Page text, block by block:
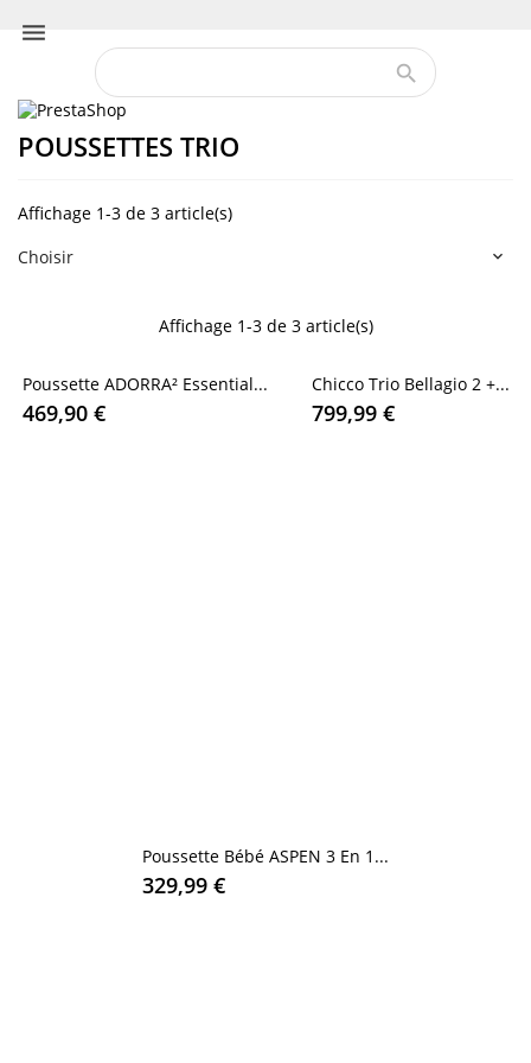


POUSSETTES TRIO
Affichage 1-3 de 3 article(s)
Choisir

Affichage 1-3 de 3 article(s)
Poussette ADORRA² Essential...
469,90 €
Chicco Trio Bellagio 2 +...
799,99 €
Poussette Bébé ASPEN 3 En 1...
329,99 €